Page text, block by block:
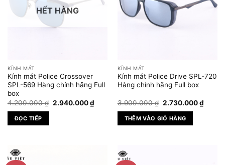
HẾT HÀNG
KÍNH MÁT
Kính mát Police Crossover
SPL-569 Hàng chính hãng Full
box
4.200.000₫ Giá
2.940.000₫Giá
hiện
2.940.000 ₫.
ĐỌC TIẾP
KÍNH MÁT
Kính mát Police Drive SPL-720
Hàng chính hãng Full box
3.900.000₫ Giá
là:
3.900.000 ₫.
2.730.000₫Giá
hiện
THÊM VÀO GIỎ HÀNG